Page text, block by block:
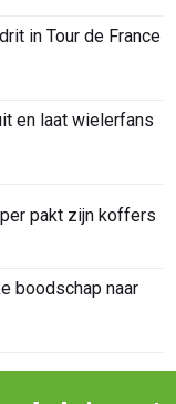
in Tour de France
en laat wielerfans
pakt zijn koffers
boodschap naar